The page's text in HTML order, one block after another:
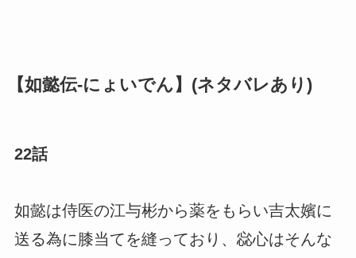
【如懿伝-にょいでん】(ネタバレあり)
22話
如懿は侍医の江与彬から薬をもらい吉太嬪に
送る為に膝当てを縫っており、惢心はそんな